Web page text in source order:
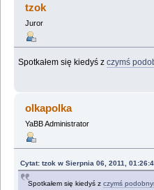
tzok
Juror
Spotkałem się kiedyś zczymś
olkapolka
YaBB Administrator
Cytat: tzok w Sierpnia 06, 2011,
Spotkałem się kiedyś zczymś